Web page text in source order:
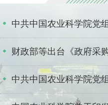
中共中国农业科学院党
财政部等出台《政府采
中共中国农业科学院党